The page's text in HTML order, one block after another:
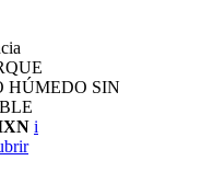
HÚMEDO SIN
i